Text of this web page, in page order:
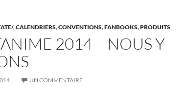
,CALENDRIERS,CONVENTIONS,FANBOOKS,PRODUITS
2014 – NOUS Y
UN COMMENTAIRE